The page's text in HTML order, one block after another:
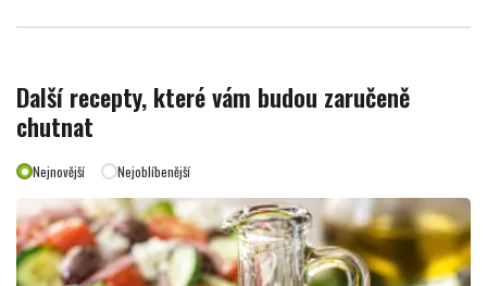
Další recepty, které vám budou zaručeně
chutnat
Nejnovější Nejoblíbenější